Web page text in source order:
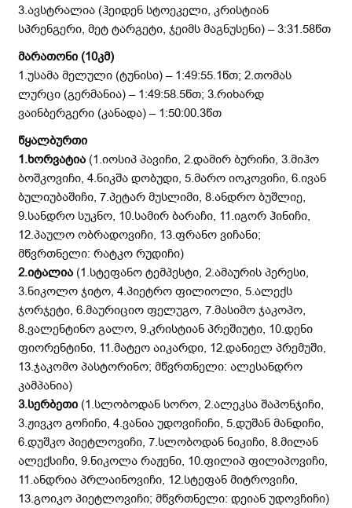
3.ავსტრალია (ჰეიდენ სტოეკელი, კრისტიან
სპრენგერი, მეტ ტარგეტი, ჯეიმს მაგნუსენი) – 3:31.58წთ
მარათონი (10კმ)
1.უსამა მელული (ტუნისი) – 1:49:55.1წთ; 2.თომას
ლურცი (გერმანია) – 1:49:58.5წთ; 3.რიხარდ
ვაინბერგერი (კანადა) – 1:50:00.3წთ
წყალბურთი
1.ხორვატია(1.იოსიპ პავიჩი, 2.დამირ ბურიჩი, 3.მიჰო
ბოშკოვიჩი, 4.ნიკშა დობუდი, 5.მარო იოკოვიჩი, 6.ივან
ბულიუბაშიჩი, 7.პეტარ მუსლიმი, 8.ანდრო ბუშლიე,
9.სანდრო სუკნო, 10.სამირ ბარაჩი, 11.იგორ ჰინიჩი,
12.პაულო ობრადოვიჩი, 13.ფრანო ვიჩანი;
მწვრთნელი: რატკო რუდიჩი)
2.იტალია(1.სტეფანო ტემპესტი, 2.ამაურის პერესი,
3.ნიკოლო ჯიტო, 4.პიეტრო ფილიოლი, 5.ალექს
ჯორჯეტი, 6.მაურიციო ფელუგო, 7.მასიმო ჯაკოპო,
8.ვალენტინო გალო, 9.კრისტიან პრეშიუტი, 10.დენი
ფიორენტინი, 11.მატეო აიკარდი, 12.დანიელ პრემუში,
13.ჯაკომო პასტორინო; მწვრთნელი: ალესანდრო
კამპანია)
3.სერბეთი(1.სლობოდან სორო, 2.ალეკსა შაპონჯიჩი,
3.ჟივკო გოჩიჩი, 4.ვანია უდოვიჩიჩი, 5.დუშან მანდიჩი,
6.დუშკო პიეტლოვიჩი, 7.სლობოდან ნიკიჩი, 8.მილან
ალექსიჩი, 9.ნიკოლა რაჟენი, 10.ფილიპ ფილიპოვიჩი,
11.ანდრია პრლაინოვიჩი, 12.სტეფან მიტროვიჩი,
13.გოიკო პიეტლოვიჩი; მწვრთნელი: დეიან უდოვჩიჩი)